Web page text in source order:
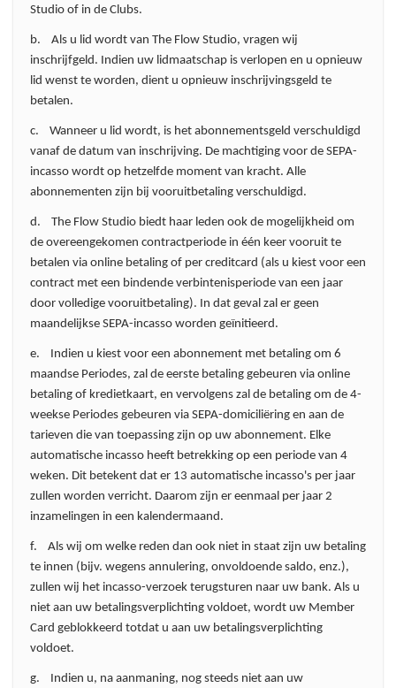
Studio of in de Clubs.
b. Als u lid wordt van The Flow Studio, vragen wij
inschrijfgeld. Indien uw lidmaatschap is verlopen en u opnieuw
lid wenst te worden, dient u opnieuw inschrijvingsgeld te
betalen.
c. Wanneer u lid wordt, is het abonnementsgeld verschuldigd
vanaf de datum van inschrijving. De machtiging voor de SEPA-
incasso wordt op hetzelfde moment van kracht. Alle
abonnementen zijn bij vooruitbetaling verschuldigd.
d. The Flow Studio biedt haar leden ook de mogelijkheid om
de overeengekomen contractperiode in één keer vooruit te
betalen via online betaling of per creditcard (als u kiest voor een
contract met een bindende verbintenisperiode van een jaar
door volledige vooruitbetaling). In dat geval zal er geen
maandelijkse SEPA-incasso worden geïnitieerd.
e. Indien u kiest voor een abonnement met betaling om 6
maandse Periodes, zal de eerste betaling gebeuren via online
betaling of kredietkaart, en vervolgens zal de betaling om de 4-
weekse Periodes gebeuren via SEPA-domiciliëring en aan de
tarieven die van toepassing zijn op uw abonnement. Elke
automatische incasso heeft betrekking op een periode van 4
weken. Dit betekent dat er 13 automatische incasso's per jaar
zullen worden verricht. Daarom zijn er eenmaal per jaar 2
inzamelingen in een kalendermaand.
f. Als wij om welke reden dan ook niet in staat zijn uw betaling
te innen (bijv. wegens annulering, onvoldoende saldo, enz.),
zullen wij het incasso-verzoek terugsturen naar uw bank. Als u
niet aan uw betalingsverplichting voldoet, wordt uw Member
Card geblokkeerd totdat u aan uw betalingsverplichting
voldoet.
g. Indien u, na aanmaning, nog steeds niet aan uw